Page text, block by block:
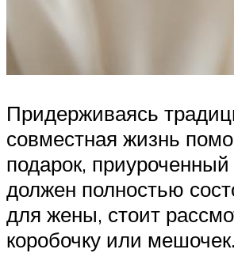
Придерживаясь
совместная жизнь
подарок,
должен полностью
для жены, стоит
коробочку или